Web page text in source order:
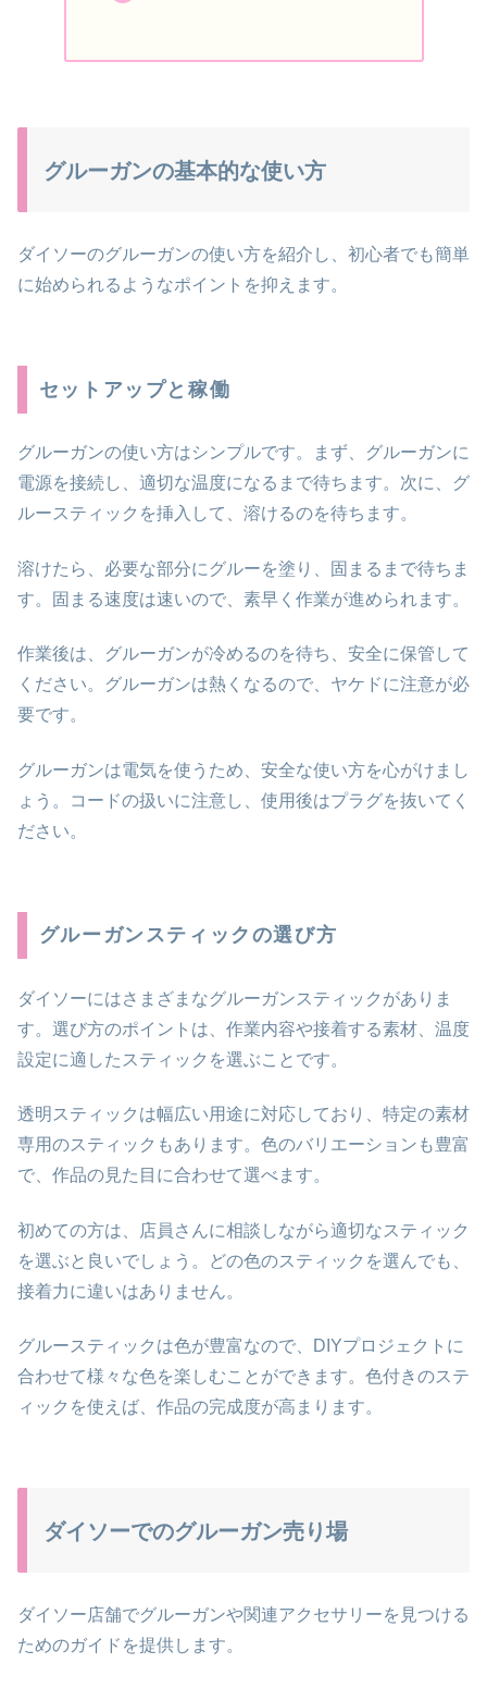
グルーガンの基本的な使い方
ダイソーのグルーガンの使い方を紹介し、初心者でも簡単
に始められるようなポイントを抑えます。
セットアップと稼働
グルーガンの使い方はシンプルです。まず、グルーガンに
電源を接続し、適切な温度になるまで待ちます。次に、グ
ルースティックを挿入して、溶けるのを待ちます。
溶けたら、必要な部分にグルーを塗り、固まるまで待ちま
す。固まる速度は速いので、素早く作業が進められます。
作業後は、グルーガンが冷めるのを待ち、安全に保管して
ください。グルーガンは熱くなるので、ヤケドに注意が必
要です。
グルーガンは電気を使うため、安全な使い方を心がけまし
ょう。コードの扱いに注意し、使用後はプラグを抜いてく
ださい。
グルーガンスティックの選び方
ダイソーにはさまざまなグルーガンスティックがありま
す。選び方のポイントは、作業内容や接着する素材、温度
設定に適したスティックを選ぶことです。
透明スティックは幅広い用途に対応しており、特定の素材
専用のスティックもあります。色のバリエーションも豊富
で、作品の見た目に合わせて選べます。
初めての方は、店員さんに相談しながら適切なスティック
を選ぶと良いでしょう。どの色のスティックを選んでも、
接着力に違いはありません。
グルースティックは色が豊富なので、DIYプロジェクトに
合わせて様々な色を楽しむことができます。色付きのステ
ィックを使えば、作品の完成度が高まります。
ダイソーでのグルーガン売り場
ダイソー店舗でグルーガンや関連アクセサリーを見つける
ためのガイドを提供します。